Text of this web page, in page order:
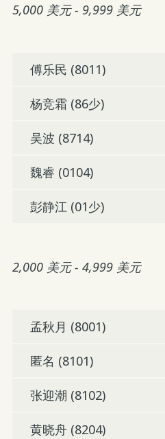
5,000 美元 - 9,999 美元
傅乐民 (8011)
杨竞霜 (86少)
吴波 (8714)
魏睿 (0104)
彭静江 (01少)
2,000 美元 - 4,999 美元
孟秋月 (8001)
匿名 (8101)
张迎潮 (8102)
黄晓舟 (8204)